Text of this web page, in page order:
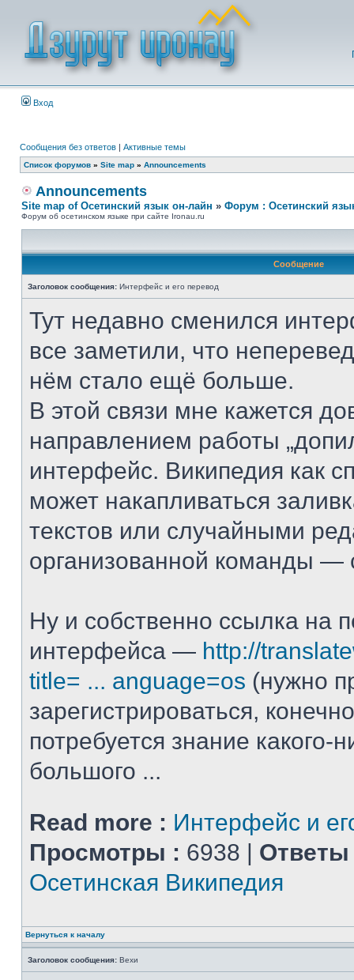
Вход
Сообщения без ответов | Активные темы
Список форумов » Site map » Announcements
Announcements
Site map of Осетинский язык он-лайн » Форум : Осетинский
Форум об осетинском языке при сайте Ironau.ru
Сообщение
Заголовок сообщения: Интерфейс и его перевод
Тут недавно сменился
все заметили, что
нём стало ещё больше.
В этой связи мне кажется
направлением работы
интерфейс. Википедия как
может накапливаться
текстов или случайными
организованной команды —
Ну и собственно ссылка на
интерфейса — http://
title= ... anguage=os (нужно
зарегистрироваться,
потребуется знание какого-
большого ...
Read more : Интерфейс и
Просмотры : 6938 | Ответы
Осетинская Википедия
Вернуться к началу
Заголовок сообщения: Вехи